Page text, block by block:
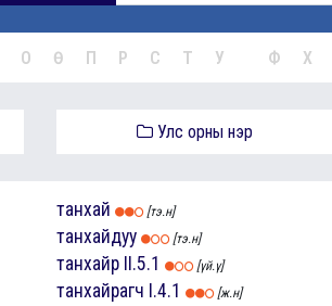
О Ө П Р С Т У Ф Х
Улс орны нэр
танхай [тэ.н]
танхайдуу [тэ.н]
танхайр II.5.1 [үй.ү]
танхайрагч I.4.1 [ж.н]